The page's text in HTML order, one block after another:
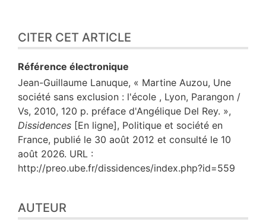
CITER CET ARTICLE
Référence électronique
Jean-Guillaume Lanuque, « Martine Auzou, Une
société sans exclusion : l'école , Lyon, Parangon /
Vs, 2010, 120 p. préface d'Angélique Del Rey. »,
Dissidences [En ligne], Politique et société en
France, publié le 30 août 2012 et consulté le 10
août 2026. URL :
http://preo.ube.fr/dissidences/index.php?id=559
AUTEUR